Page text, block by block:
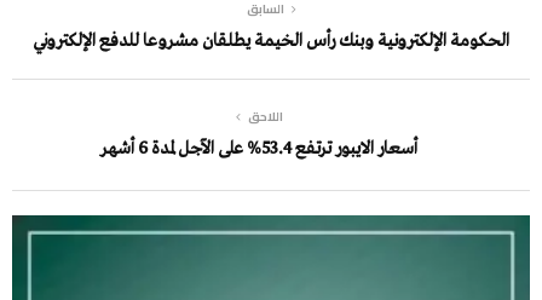
السابق
الحكومة الإلكترونية وبنك رأس الخيمة يطلقان مشروعا للدفع الإلكتروني
اللاحق
أسعار الايبور ترتفع 53.4% على الآجل لمدة 6 أشهر